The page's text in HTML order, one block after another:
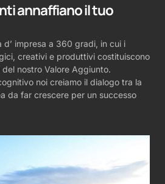
annaffiano il tuo
d’ impresa a 360 gradi, in cui i
creativi e produttivi costituiscono
nostro Valore Aggiunto.
noi creiamo il dialogo tra la
da far crescere per un successo